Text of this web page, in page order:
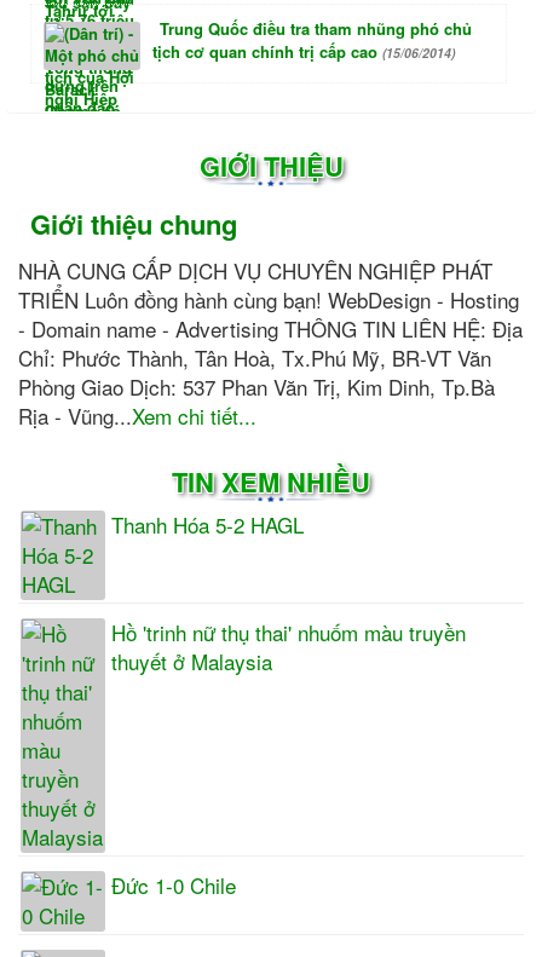
Trung Quốc điều tra tham nhũng phó chủ
tịch cơ quan chính trị cấp cao (15/06/2014)
GIỚI THIỆU
Giới thiệu chung
NHÀ CUNG CẤP DỊCH VỤ CHUYÊN NGHIỆP PHÁT
TRIỂN Luôn đồng hành cùng bạn! WebDesign - Hosting
- Domain name - Advertising THÔNG TIN LIÊN HỆ: Địa
Chỉ: Phước Thành, Tân Hoà, Tx.Phú Mỹ, BR-VT Văn
Phòng Giao Dịch: 537 Phan Văn Trị, Kim Dinh, Tp.Bà
Rịa - Vũng...Xem chi tiết...
TIN XEM NHIỀU
Thanh Hóa 5-2 HAGL
Hồ 'trinh nữ thụ thai' nhuốm màu truyền
thuyết ở Malaysia
Đức 1-0 Chile